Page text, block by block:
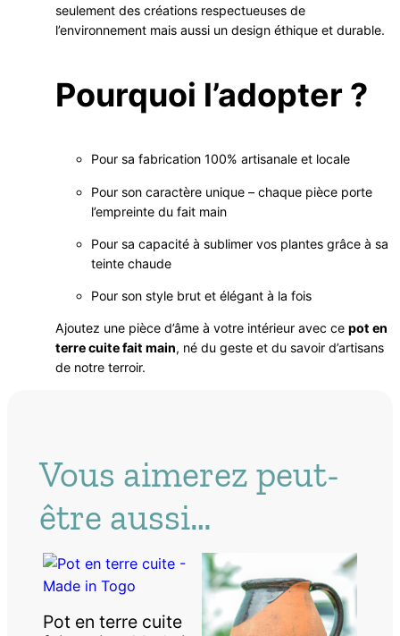
seulement des créations respectueuses de
l’environnement mais aussi un design éthique et durable.
Pourquoi l’adopter ?
Pour sa fabrication 100% artisanale et locale
Pour son caractère unique – chaque pièce porte
l’empreinte du fait main
Pour sa capacité à sublimer vos plantes grâce à sa
teinte chaude
Pour son style brut et élégant à la fois
Ajoutez une pièce d’âme à votre intérieur avec cepot en
terre cuite fait main, né du geste et du savoir d’artisans
de notre terroir.
Vous aimerez peut-
être aussi…
Pot en terre cuite